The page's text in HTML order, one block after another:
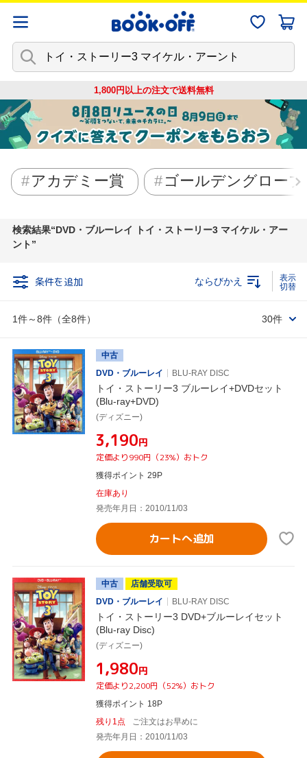
1,800円以上の注文で送料無料
アカデミー賞 ゴールデングロー
検索結果 DVD・ブルーレイ トイ・ストーリー3 マイケル・アー
ント
条件を追加
1件～8件（全8件）
ならびかえ
30件
中古
DVD・ブルーレイ
BLU-RAY DISC
トイ・ストーリー3 ブルーレイ+DVDセット
(Blu-ray+DVD)
(ディズニー)
¥3,190円
定価より990円（23%）おトク
獲得ポイント 29P
在庫あり
発売年月日：2010/11/03
カートへ追加
中古
店舗受取可
DVD・ブルーレイ
BLU-RAY DISC
トイ・ストーリー3 DVD+ブルーレイセット
(Blu-ray Disc)
(ディズニー)
¥1,980円
定価より2,200円（52%）おトク
獲得ポイント 18P
残り1点
ご注文はお早めに
発売年月日：2010/11/03